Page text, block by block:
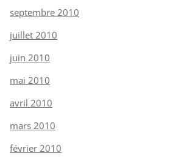
septembre 2010
juillet 2010
juin 2010
mai 2010
avril 2010
mars 2010
février 2010